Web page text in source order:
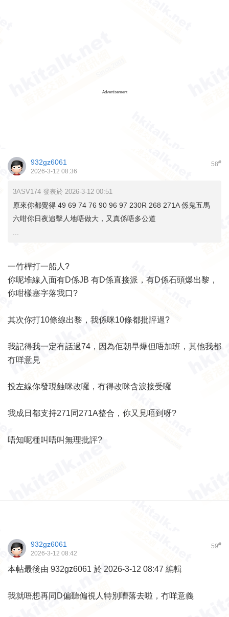
Advertisement
58#
932gz6061
2026-3-12 08:36
3ASV174 發表於 2026-3-12 00:51
原來你都覺得 49 69 74 76 90 96 97 230R 268 271A 係鬼五馬
六咁你日夜追擊人地唔做大，又真係唔多公道
一竹桿打一船人?
你呢堆線入面有D係JB 有D係直接派，有D係石頭爆出黎，
你咁樣塞字落我口?
其次你打10條線出黎，我係咪10條都批評過?
我記得我一定有話過74，因為佢朝早爆但唔加班，其他我都
冇咩意見
投左線你發現蝕咪改囉，冇得改咪含淚接受囉
我成日都支持271同271A整合，你又見唔到呀?
唔知呢種叫唔叫無理批評?
59#
932gz6061
2026-3-12 08:42
本帖最後由 932gz6061 於 2026-3-12 08:47 編輯
我就唔想再同D偏聽偏視人特別嘈落去啦，冇咩意義